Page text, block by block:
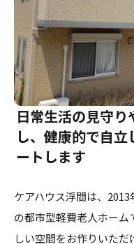
介護保険サービス利用の流れ
介護お役立ちコラム「そらま
日常生活の見守
し、健康的で自
ートします
ケアハウス浮間は、
の都市型軽費老人ホーム
しい空間をお作りいただ